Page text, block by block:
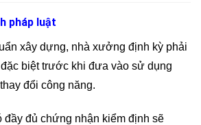
pháp luật
xây dựng, nhà xưởng định kỳ phải
biệt trước khi đưa vào sử dụng
đổi công năng.
đầy đủ chứng nhận kiểm định sẽ